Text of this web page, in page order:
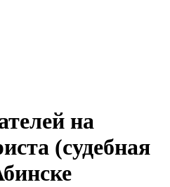
на
(судебная